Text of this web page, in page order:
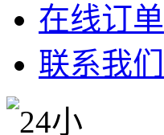
在线订单
联系我们